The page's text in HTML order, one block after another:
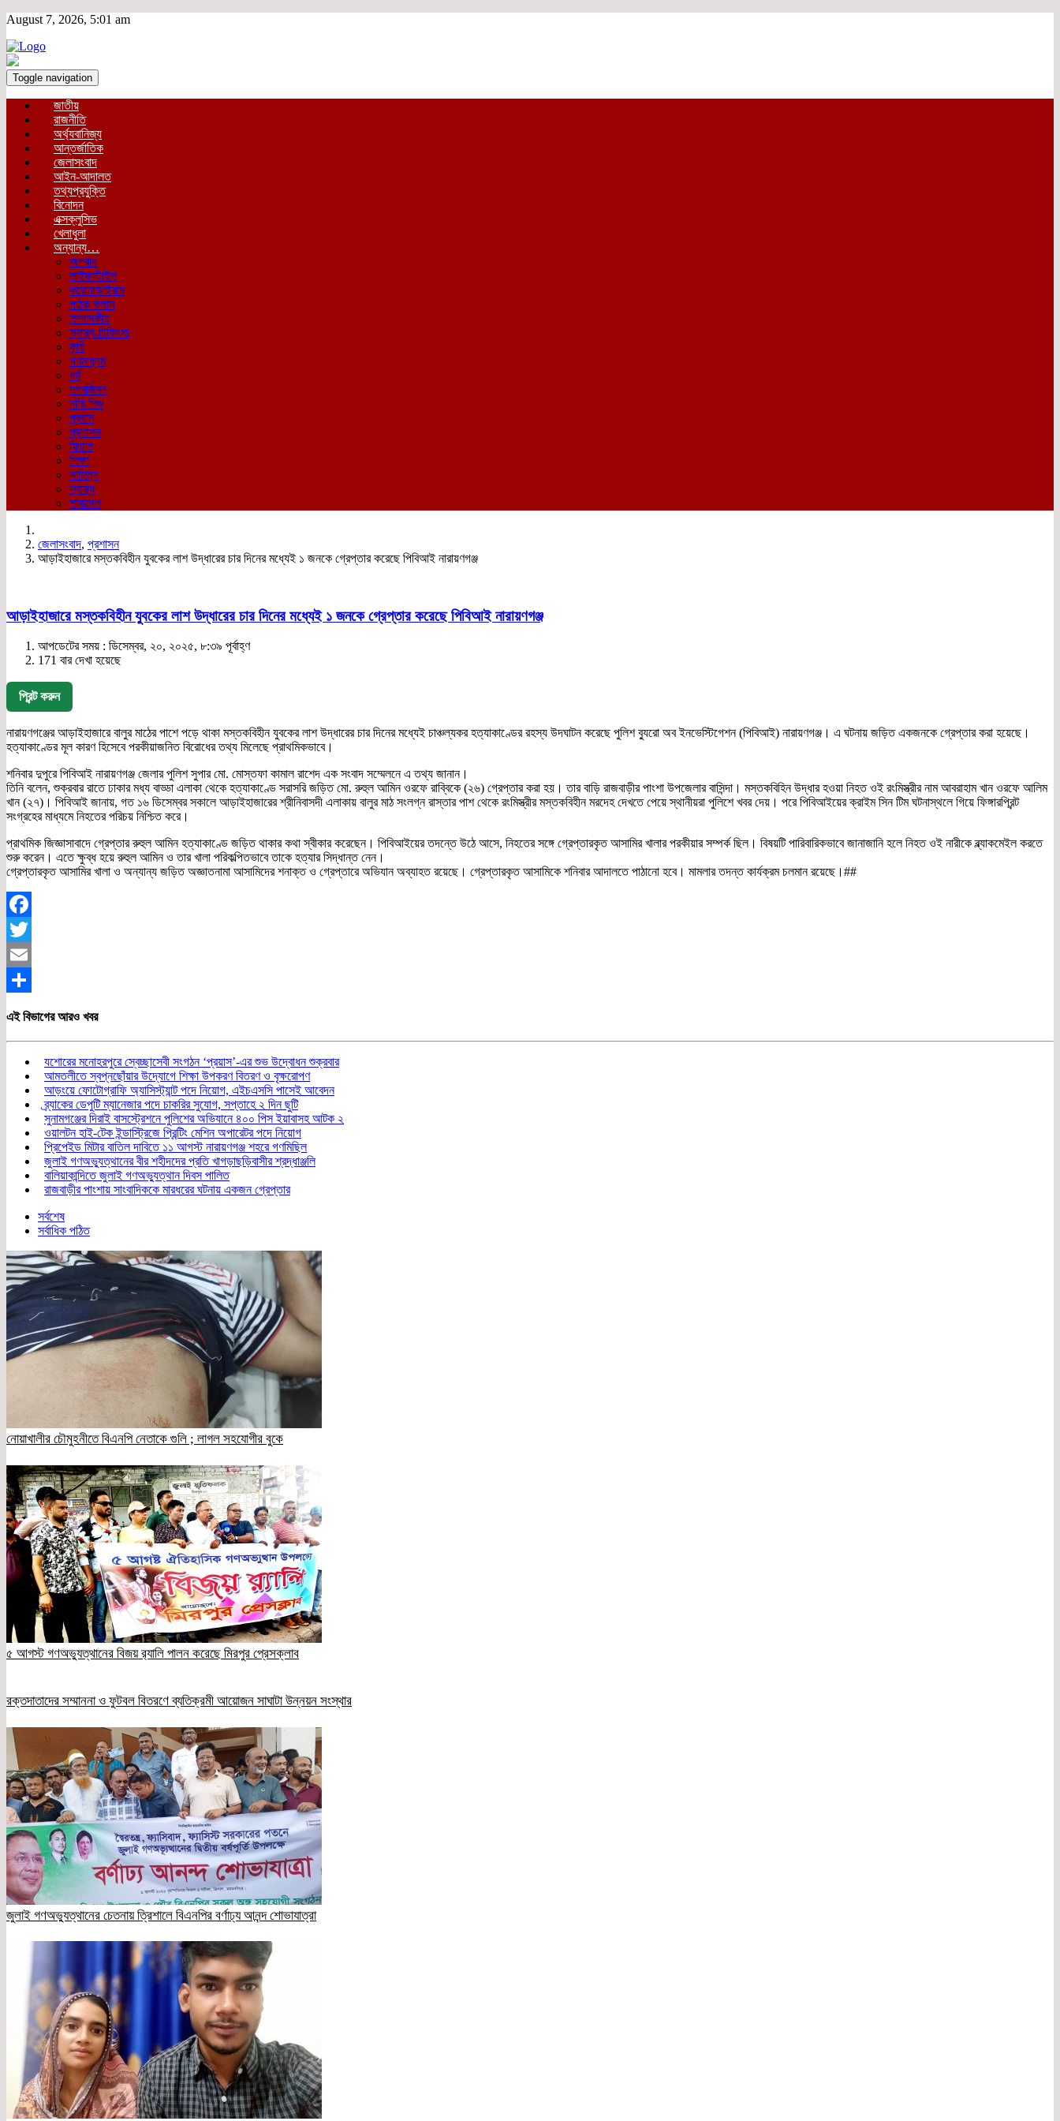
August 7, 2026, 5:01 am
Toggle navigation
জাতীয়
রাজনীতি
অর্থ্যবানিজ্য
আন্তর্জাতিক
জেলাসংবাদ
আইন-আদালত
তথ্যপ্রযুক্তি
বিনোদন
এক্সক্লুসিভ
খেলাধুলা
অন্যান্য…
অপরাধ
লাইফস্টাইল
করোনাভাইরাস
পাঠক কলাম
সম্পাদকীয়
স্বাস্থ্য-চিকিৎসা
কৃষি
গণমাধ্যম
ধর্ম
নগরজিবন
নারি-শিশু
প্রবাস
প্রশাসন
ফিচার
শিক্ষা
সাহিত্য
স্বাস্থ্য
সারাদেশ
জেলাসংবাদ, প্রশাসন
আড়াইহাজারে মস্তকবিহীন যুবকের লাশ উদ্ধারের চার দিনের মধ্যেই ১ জনকে গ্রেপ্তার করেছে পিবিআই নারায়ণগঞ্জ
আড়াইহাজারে মস্তকবিহীন যুবকের লাশ উদ্ধারের চার দিনের মধ্যেই ১ জনকে গ্রেপ্তার করেছে পিবিআই নারায়ণগঞ্জ
আপডেটের সময় : ডিসেম্বর, ২০, ২০২৫, ৮:৩৯ পূর্বাহ্ণ
171 বার দেখা হয়েছে
প্রিন্ট করুন
নারায়ণগঞ্জের আড়াইহাজারে বালুর মাঠের পাশে পড়ে থাকা মস্তকবিহীন যুবকের লাশ উদ্ধারের চার দিনের মধ্যেই চাঞ্চল্যকর হত্যাকাণ্ডের রহস্য উদঘাটন করেছে পুলিশ ব্যুরো অব ইনভেস্টিগেশন (পিবিআই) নারায়ণগঞ্জ। এ ঘটনায় জড়িত একজনকে গ্রেপ্তার করা হয়েছে।
হত্যাকাণ্ডের মূল কারণ হিসেবে পরকীয়াজনিত বিরোধের তথ্য মিলেছে প্রাথমিকভাবে।
শনিবার দুপুরে পিবিআই নারায়ণগঞ্জ জেলার পুলিশ সুপার মো. মোস্তফা কামাল রাশেদ এক সংবাদ সম্মেলনে এ তথ্য জানান।
তিনি বলেন, শুক্রবার রাতে ঢাকার মধ্য বাড্ডা এলাকা থেকে হত্যাকাণ্ডে সরাসরি জড়িত মো. রুহুল আমিন ওরফে রাব্বিকে (২৬) গ্রেপ্তার করা হয়। তার বাড়ি রাজবাড়ীর পাংশা উপজেলার বাসিন্দা। মস্তকবিহিন উদ্ধার হওয়া নিহত ওই রংমিস্ত্রীর নাম আবরাহাম খান ওরফে আলিম
খান (২৭)। পিবিআই জানায়, গত ১৬ ডিসেম্বর সকালে আড়াইহাজারের শ্রীনিবাসদী এলাকায় বালুর মাঠ সংলগ্ন রাস্তার পাশ থেকে রংমিস্ত্রীর মস্তকবিহীন মরদেহ দেখতে পেয়ে স্থানীয়রা পুলিশে খবর দেয়। পরে পিবিআইয়ের ক্রাইম সিন টিম ঘটনাস্থলে গিয়ে ফিঙ্গারপ্রিন্ট
সংগ্রহের মাধ্যমে নিহতের পরিচয় নিশ্চিত করে।
প্রাথমিক জিজ্ঞাসাবাদে গ্রেপ্তার রুহুল আমিন হত্যাকাণ্ডে জড়িত থাকার কথা স্বীকার করেছেন। পিবিআইয়ের তদন্তে উঠে আসে, নিহতের সঙ্গে গ্রেপ্তারকৃত আসামির খালার পরকীয়ার সম্পর্ক ছিল। বিষয়টি পারিবারিকভাবে জানাজানি হলে নিহত ওই নারীকে ব্ল্যাকমেইল করতে
শুরু করেন। এতে ক্ষুব্ধ হয়ে রুহুল আমিন ও তার খালা পরিকল্পিতভাবে তাকে হত্যার সিদ্ধান্ত নেন।
গ্রেপ্তারকৃত আসামির খালা ও অন্যান্য জড়িত অজ্ঞাতনামা আসামিদের শনাক্ত ও গ্রেপ্তারে অভিযান অব্যাহত রয়েছে। গ্রেপ্তারকৃত আসামিকে শনিবার আদালতে পাঠানো হবে। মামলার তদন্ত কার্যক্রম চলমান রয়েছে।##
Facebook
Twitter
Email
এই বিভাগের আরও খবর
যশোরের মনোহরপুরে স্বেচ্ছাসেবী সংগঠন ‘প্রয়াস’-এর শুভ উদ্বোধন শুক্রবার
আমতলীতে স্বপ্নছোঁয়ার উদ্যোগে শিক্ষা উপকরণ বিতরণ ও বৃক্ষরোপণ
আড়ংয়ে ফোটোগ্রাফি অ্যাসিস্ট্যান্ট পদে নিয়োগ, এইচএসসি পাসেই আবেদন
ব্র্যাকের ডেপুটি ম্যানেজার পদে চাকরির সুযোগ, সপ্তাহে ২ দিন ছুটি
সুনামগঞ্জের দিরাই বাসস্ট্রেশনে পুলিশের অভিযানে ৪০০ পিস ইয়াবাসহ আটক ২
ওয়ালটন হাই-টেক ইন্ডাস্ট্রিজে প্রিন্টিং মেশিন অপারেটর পদে নিয়োগ
প্রিপেইড মিটার বাতিল দাবিতে ১১ আগস্ট নারায়ণগঞ্জ শহরে গণমিছিল
জুলাই গণঅভ্যুত্থানের বীর শহীদদের প্রতি খাগড়াছড়িবাসীর শ্রদ্ধাঞ্জলি
বালিয়াকান্দিতে জুলাই গণঅভ্যুত্থান দিবস পালিত
রাজবাড়ীর পাংশায় সাংবাদিককে মারধরের ঘটনায় একজন গ্রেপ্তার
সর্বশেষ
সর্বাধিক পঠিত
নোয়াখালীর চৌমুহনীতে বিএনপি নেতাকে গুলি ; লাগল সহযোগীর বুকে
৫ আগস্ট গণঅভ্যুত্থানের বিজয় র‍্যালি পালন করেছে মিরপুর প্রেসক্লাব
রক্তদাতাদের সম্মাননা ও ফুটবল বিতরণে ব্যতিক্রমী আয়োজন সাঘাটা উন্নয়ন সংস্থার
জুলাই গণঅভ্যুত্থানের চেতনায় ত্রিশালে বিএনপির বর্ণাঢ্য আনন্দ শোভাযাত্রা